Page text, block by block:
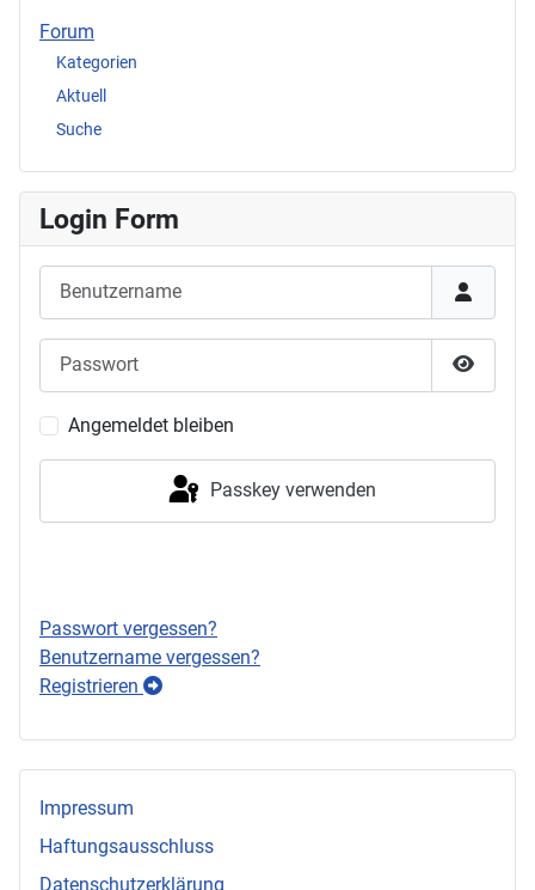
Forum
Kategorien
Aktuell
Suche
Login Form
Angemeldet bleiben
Passkey verwenden
Passwort vergessen?
Benutzername vergessen?
Registrieren
Impressum
Haftungsausschluss
Datenschutzerklärung